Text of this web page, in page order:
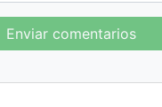
Enviar comentarios